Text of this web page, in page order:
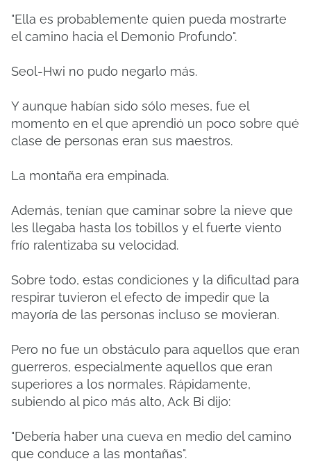
"Ella es probablemente quien pueda mostrarte
el camino hacia el Demonio Profundo".
Seol-Hwi no pudo negarlo más.
Y aunque habían sido sólo meses, fue el
momento en el que aprendió un poco sobre qué
clase de personas eran sus maestros.
La montaña era empinada.
Además, tenían que caminar sobre la nieve que
les llegaba hasta los tobillos y el fuerte viento
frío ralentizaba su velocidad.
Sobre todo, estas condiciones y la dificultad para
respirar tuvieron el efecto de impedir que la
mayoría de las personas incluso se movieran.
Pero no fue un obstáculo para aquellos que eran
guerreros, especialmente aquellos que eran
superiores a los normales. Rápidamente,
subiendo al pico más alto, Ack Bi dijo:
"Debería haber una cueva en medio del camino
que conduce a las montañas".